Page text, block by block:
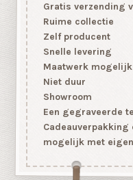
Gratis verzending
Ruime collectie
Zelf producent
Snelle levering
Maatwerk mogelijk
Niet duur
Showroom
Een gegraveerde
mogelijk met